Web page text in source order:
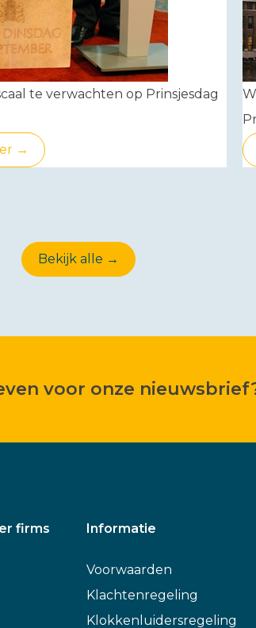
te verwachten op Prinsjesdag
→
Bekijk alle →
voor onze
firms Informatie
Voorwaarden
Klachtenregeling
Klokkenluidersregeling